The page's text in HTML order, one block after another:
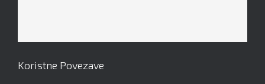
Koristne Povezave